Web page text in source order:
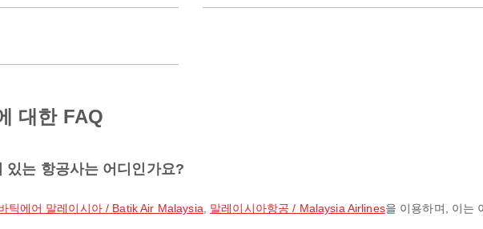
대한 FAQ
있는 항공사는 어디인가요?
틱에어 말레이시아 / Batik Air Malaysia 말레이시아항공 / Malaysia Airlines을 이용하며, 이는